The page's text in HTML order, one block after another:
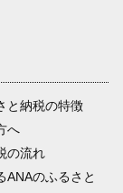
と納税の特徴
へ
の流れ
ANAのふるさと